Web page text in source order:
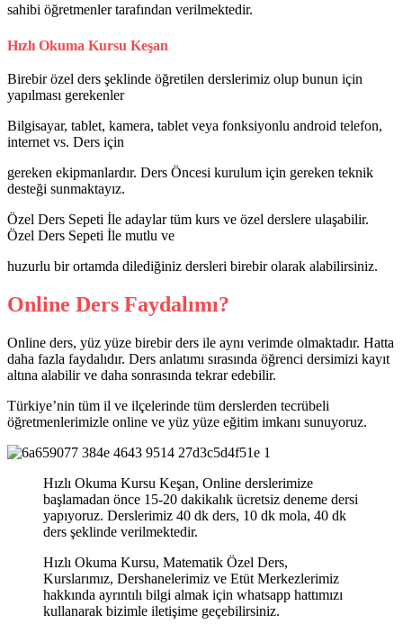
sahibi öğretmenler tarafından verilmektedir.
Hızlı Okuma Kursu Keşan
Birebir özel ders şeklinde öğretilen derslerimiz olup bunun için
yapılması gerekenler
Bilgisayar, tablet, kamera, tablet veya fonksiyonlu android telefon,
internet vs. Ders için
gereken ekipmanlardır. Ders Öncesi kurulum için gereken teknik
desteği sunmaktayız.
Özel Ders Sepeti İle adaylar tüm kurs ve özel derslere ulaşabilir.
Özel Ders Sepeti İle mutlu ve
huzurlu bir ortamda dilediğiniz dersleri birebir olarak alabilirsiniz.
Online Ders Faydalımı?
Online ders, yüz yüze birebir ders ile aynı verimde olmaktadır. Hatta
daha fazla faydalıdır. Ders anlatımı sırasında öğrenci dersimizi kayıt
altına alabilir ve daha sonrasında tekrar edebilir.
Türkiye’nin tüm il ve ilçelerinde tüm derslerden tecrübeli
öğretmenlerimizle online ve yüz yüze eğitim imkanı sunuyoruz.
Hızlı Okuma Kursu Keşan, Online derslerimize
başlamadan önce 15-20 dakikalık ücretsiz deneme dersi
yapıyoruz. Derslerimiz 40 dk ders, 10 dk mola, 40 dk
ders şeklinde verilmektedir.
Hızlı Okuma Kursu, Matematik Özel Ders,
Kurslarımız, Dershanelerimiz ve Etüt Merkezlerimiz
hakkında ayrıntılı bilgi almak için whatsapp hattımızı
kullanarak bizimle iletişime geçebilirsiniz.